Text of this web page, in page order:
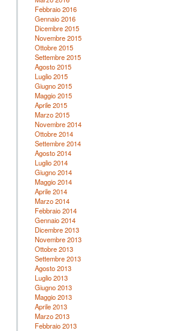
Febbraio 2016
Gennaio 2016
Dicembre 2015
Novembre 2015
Ottobre 2015
Settembre 2015
Agosto 2015
Luglio 2015
Giugno 2015
Maggio 2015
Aprile 2015
Marzo 2015
Novembre 2014
Ottobre 2014
Settembre 2014
Agosto 2014
Luglio 2014
Giugno 2014
Maggio 2014
Aprile 2014
Marzo 2014
Febbraio 2014
Gennaio 2014
Dicembre 2013
Novembre 2013
Ottobre 2013
Settembre 2013
Agosto 2013
Luglio 2013
Giugno 2013
Maggio 2013
Aprile 2013
Marzo 2013
Febbraio 2013